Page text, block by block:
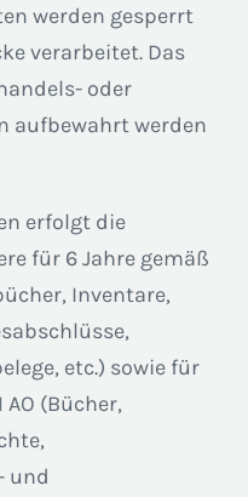
werden gesperrt
verarbeitet. Das
oder
aufbewahrt werden
erfolgt die
für 6 Jahre gemäß
Inventare,
etc.) sowie für
AO (Bücher,
und